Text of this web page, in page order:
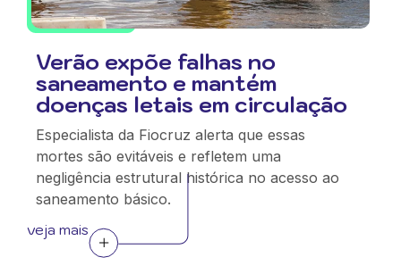
Verão expõe falhas no
saneamento e mantém
doenças letais em circulação
Especialista da Fiocruz alerta que essas
mortes são evitáveis e refletem uma
negligência estrutural histórica no acesso ao
saneamento básico.
veja mais